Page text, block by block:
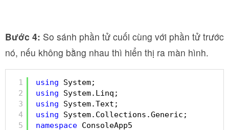
Bước 4: So sánh phần tử cuối cùng với phần tử trước
nó, nếu không bằng nhau thì hiển thị ra màn hình.
1
2
3
4
5
using
System;
using
System.Linq;
using
System.Text;
using
System.Collections.Generic;
namespace ConsoleApp5